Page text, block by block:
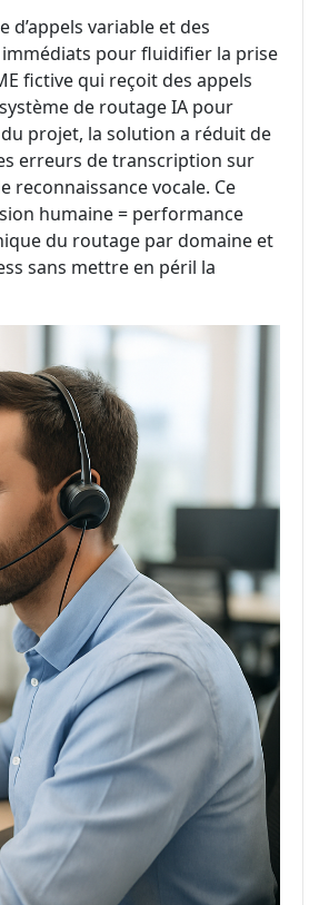
variable et des
immédiats pour fluidifier la prise
fictive qui reçoit des appels
de routage IA pour
projet, la solution a réduit de
erreurs de transcription sur
vocale. Ce
humaine = performance
du routage par domaine et
sans mettre en péril la